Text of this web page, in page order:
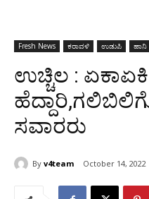
Fresh News ಕರಾವಳಿ ಉಡುಪಿ ಹಾನಿ
ಉಚ್ಚಿಲ :
ಸವಾರರು
By v4team October 14, 2022